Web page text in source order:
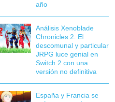
año
Análisis Xenoblade
Chronicles 2: El
descomunal y particular
JRPG luce genial en
Switch 2 con una
versión no definitiva
España y Francia se